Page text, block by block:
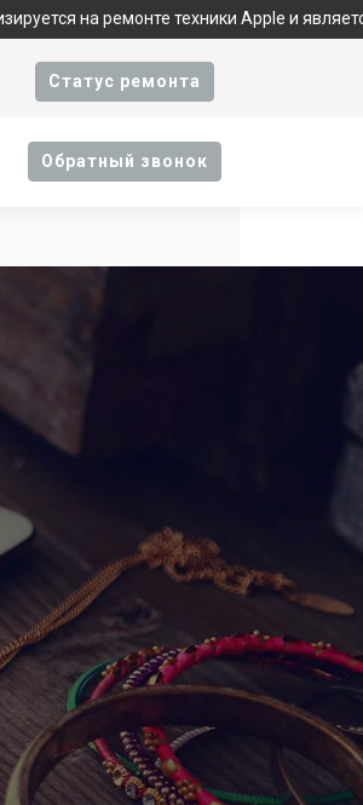
техники Apple и является
Cтатус ремонта
Oбратный звонок